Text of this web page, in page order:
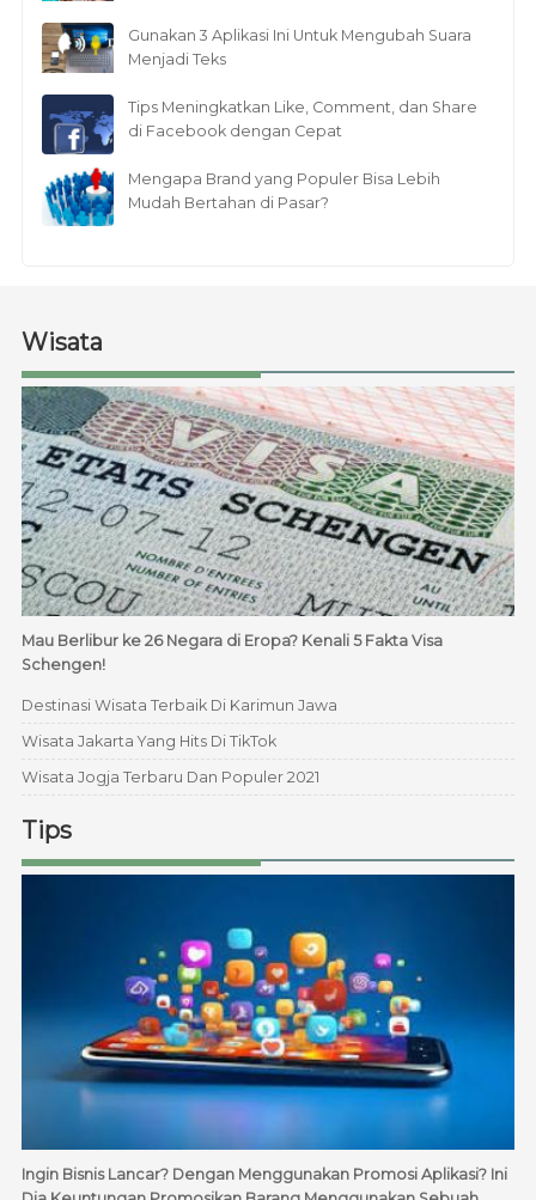
Gunakan 3 Aplikasi Ini Untuk Mengubah Suara
Menjadi Teks
Tips Meningkatkan Like, Comment, dan Share
di Facebook dengan Cepat
Mengapa Brand yang Populer Bisa Lebih
Mudah Bertahan di Pasar?
Wisata
Mau Berlibur ke 26 Negara di Eropa? Kenali 5 Fakta Visa
Schengen!
Destinasi Wisata Terbaik Di Karimun Jawa
Wisata Jakarta Yang Hits Di TikTok
Wisata Jogja Terbaru Dan Populer 2021
Tips
Ingin Bisnis Lancar? Dengan Menggunakan Promosi Aplikasi? Ini